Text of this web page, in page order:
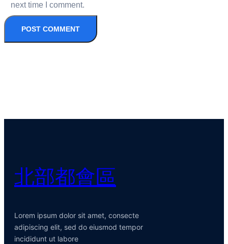
next time I comment.
北部都會區
Lorem ipsum dolor sit amet, consecte
adipiscing elit, sed do eiusmod tempor
incididunt ut labore